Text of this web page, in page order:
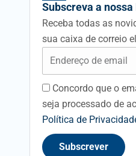
Subscreva a
Receba todas as
sua caixa de correio
a
i
l
a
c
c
p
Concordo que o
seja processado de
Política de
Subscrever